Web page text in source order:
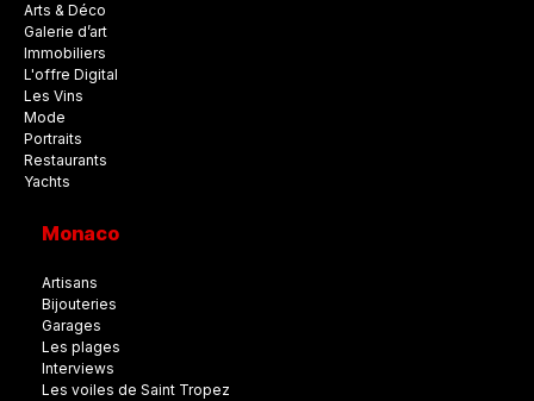
Arts & Déco
Galerie d’art
Immobiliers
L'offre Digital
Les Vins
Mode
Portraits
Restaurants
Yachts
Monaco
Artisans
Bijouteries
Garages
Les plages
Interviews
Les voiles de Saint Tropez